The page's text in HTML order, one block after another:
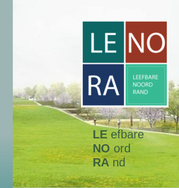
LE efbare
NOord
RAnd